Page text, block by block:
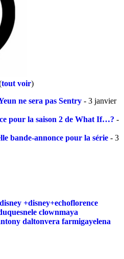
tout voir)
ne sera pas Sentry - 3 janvier
pour la saison 2 de What If…? -
bande-annonce pour la série - 3
disney +disney+echoflorence
le clownmaya
tony daltonvera farmigayelena